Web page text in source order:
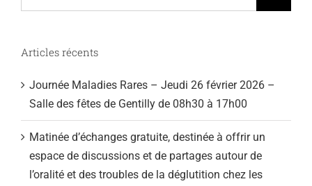
Articles récents
Journée Maladies Rares – Jeudi 26 février 2026 –
Salle des fêtes de Gentilly de 08h30 à 17h00
Matinée d’échanges gratuite, destinée à offrir un
espace de discussions et de partages autour de
l’oralité et des troubles de la déglutition chez les